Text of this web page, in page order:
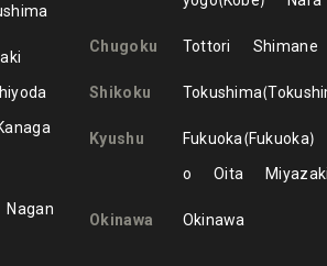
Nagan
Chugoku Tottori Shimane
Shikoku Tokushima
Kyushu Fukuoka Fukuoka
o
Oita Miyazaki
Okinawa Okinawa